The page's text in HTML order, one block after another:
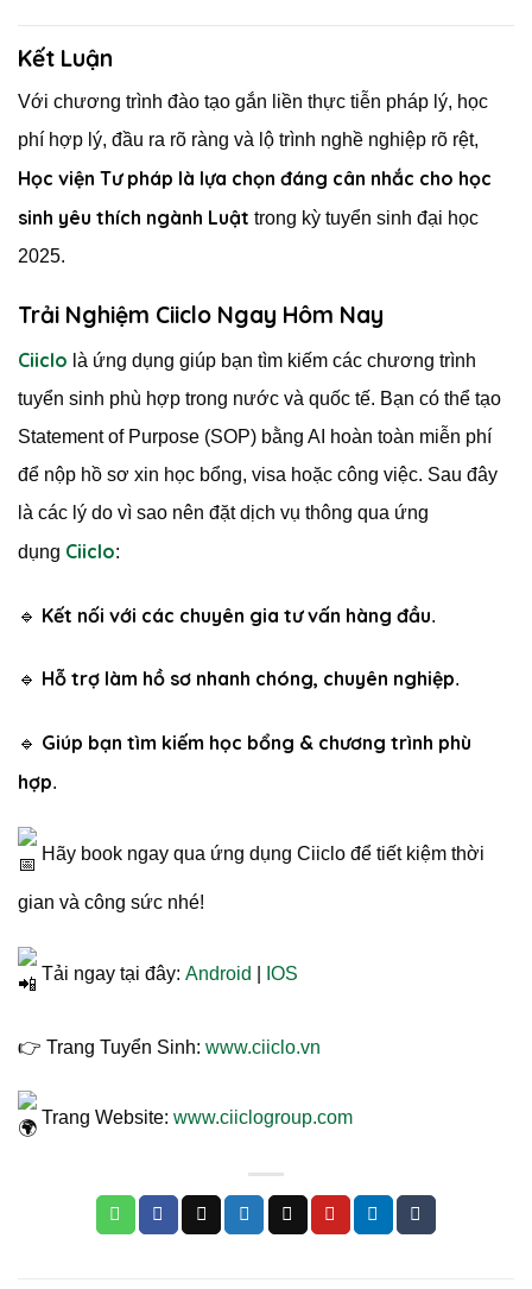
Kết Luận
Với chương trình đào tạo gắn liền thực tiễn pháp lý, học
phí hợp lý, đầu ra rõ ràng và lộ trình nghề nghiệp rõ rệt,
Học viện Tư pháp là lựa chọn đáng cân nhắc cho học
sinh yêu thích ngành Luật trong kỳ tuyển sinh đại học
2025.
Trải Nghiệm Ciiclo Ngay Hôm Nay
Ciiclo là ứng dụng giúp bạn tìm kiếm các chương trình
tuyển sinh phù hợp trong nước và quốc tế. Bạn có thể tạo
Statement of Purpose (SOP) bằng AI hoàn toàn miễn phí
để nộp hồ sơ xin học bổng, visa hoặc công việc. Sau đây
là các lý do vì sao nên đặt dịch vụ thông qua ứng
dụng Ciiclo:
🔹 Kết nối với các chuyên gia tư vấn hàng đầu.
🔹 Hỗ trợ làm hồ sơ nhanh chóng, chuyên nghiệp.
🔹 Giúp bạn tìm kiếm học bổng & chương trình phù
hợp.
Hãy book ngay qua ứng dụng Ciiclo để tiết kiệm thời
gian và công sức nhé!
Tải ngay tại đây: Android IOS
👉 Trang Tuyển Sinh: www.ciiclo.vn
Trang Website: www.ciiclogroup.com